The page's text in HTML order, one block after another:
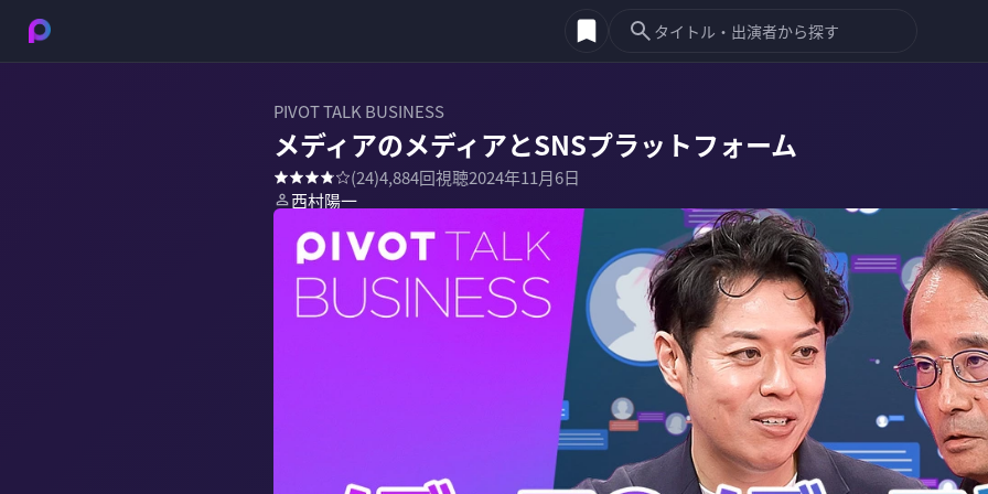
PIVOT TALK BUSINESS
メディアのメディアとSNSプラットフォーム
(24)4,884回視聴2024年11月6日
西村陽一